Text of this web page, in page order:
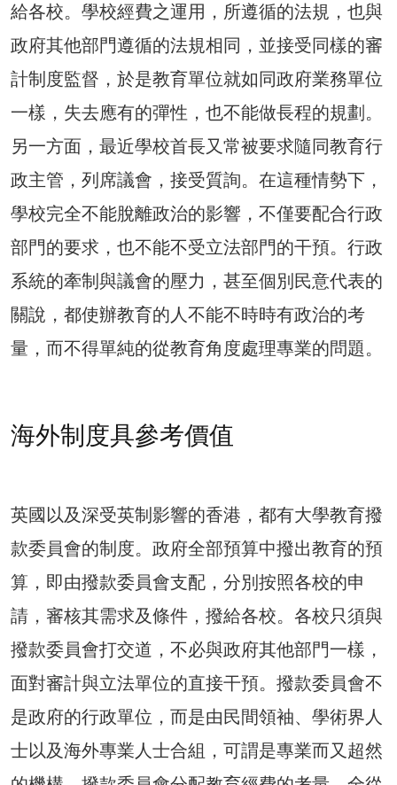
給各校。學校經費之運用，所遵循的法規，也與
政府其他部門遵循的法規相同，並接受同樣的審
計制度監督，於是教育單位就如同政府業務單位
一樣，失去應有的彈性，也不能做長程的規劃。
另一方面，最近學校首長又常被要求隨同教育行
政主管，列席議會，接受質詢。在這種情勢下，
學校完全不能脫離政治的影響，不僅要配合行政
部門的要求，也不能不受立法部門的干預。行政
系統的牽制與議會的壓力，甚至個別民意代表的
關說，都使辦教育的人不能不時時有政治的考
量，而不得單純的從教育角度處理專業的問題。
海外制度具參考價值
英國以及深受英制影響的香港，都有大學教育撥
款委員會的制度。政府全部預算中撥出教育的預
算，即由撥款委員會支配，分別按照各校的申
請，審核其需求及條件，撥給各校。各校只須與
撥款委員會打交道，不必與政府其他部門一樣，
面對審計與立法單位的直接干預。撥款委員會不
是政府的行政單位，而是由民間領袖、學術界人
士以及海外專業人士合組，可謂是專業而又超然